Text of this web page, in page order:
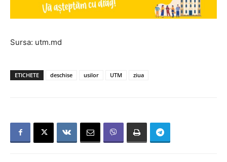
Sursa: utm.md
ETICHETE deschise usilor UTM ziua